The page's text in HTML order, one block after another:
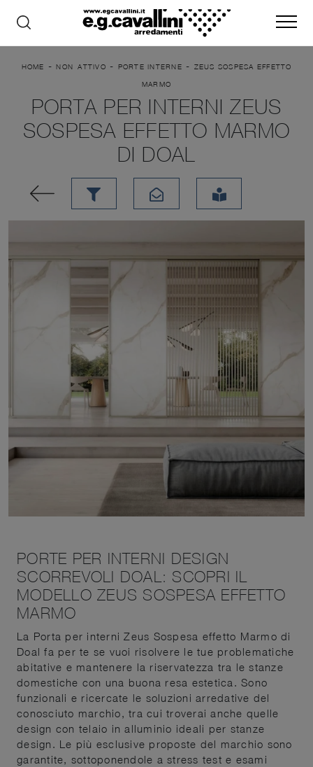
HOME -NON_ATTIVO - PORTE INTERNE - ZEUS SOSPESA EFFETTO
MARMO
PORTA PER INTERNI ZEUS
SOSPESA EFFETTO MARMO
DI DOAL
PORTE PER INTERNI DESIGN
SCORREVOLI DOAL: SCOPRI IL
MODELLO ZEUS SOSPESA EFFETTO
MARMO
La Porta per interni Zeus Sospesa effetto Marmo di
Doal fa per te se vuoi risolvere le tue problematiche
abitative e mantenere la riservatezza tra le stanze
domestiche con una buona resa estetica. Sono
funzionali e ricercate le soluzioni arredative del
conosciuto marchio, tra cui troverai anche quelle
design con telaio in alluminio ideali per stanze
design. Le più esclusive proposte del marchio sono
garantite, sottoponendole a stress test e esami